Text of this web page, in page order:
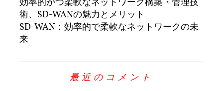
効率的かつ柔軟なネットワーク構築・管理技
術、SD-WANの魅力とメリット
SD-WAN：効率的で柔軟なネットワークの未
来
最近のコメント